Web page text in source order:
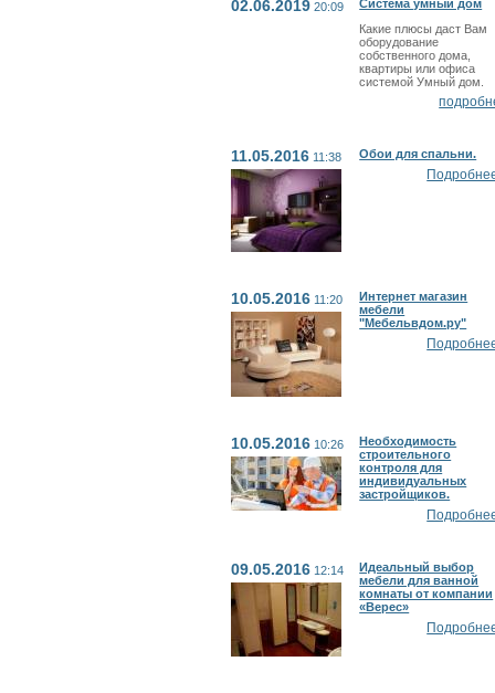
02.06.2019 20:09
Система умный дом
Какие плюсы даст Вам
оборудование
собственного дома,
квартиры или офиса
системой Умный дом.
11.05.2016 11:38 Обои для спальни.
10.05.2016 11:20
Интернет магазин
мебели
"Мебельвдом.ру"
10.05.2016 10:26
Необходимость
строительного
контроля для
индивидуальных
застройщиков.
09.05.2016 12:14
Идеальный выбор
мебели для ванной
комнаты от компании
«Верес»